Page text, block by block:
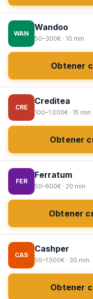
WAN
Wandoo
50–300€ · 10 min
Obtener
CRE
Creditea
100–1.000€ · 15 min
Obtener
FER
Ferratum
50–600€ · 20 min
Obtener
CAS
Cashper
50–1.500€ · 30 min
Obtener